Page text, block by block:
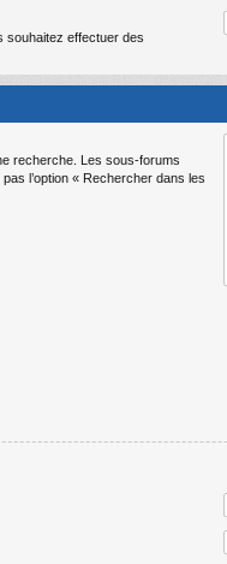
souhaitez effectuer des
recherche. Les sous-forums
l’option « Rechercher dans les